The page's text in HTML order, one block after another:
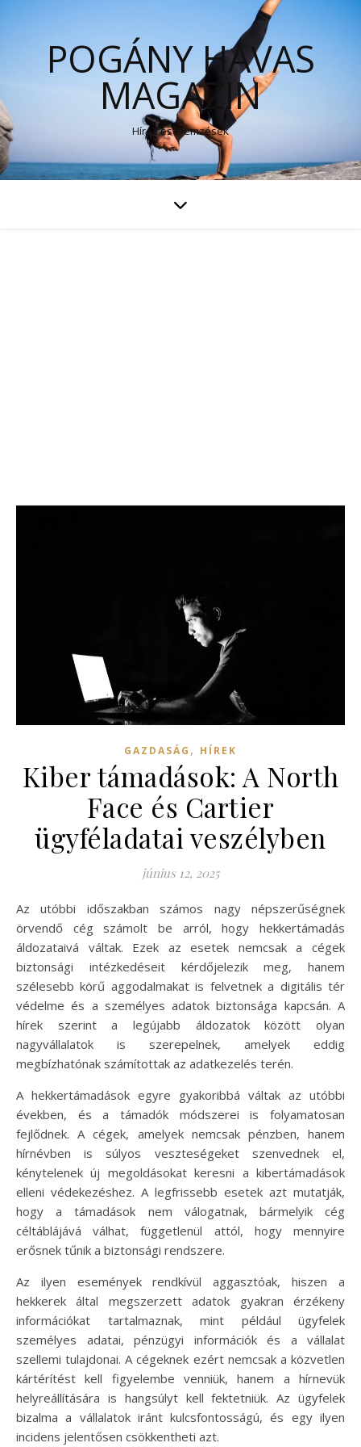
POGÁNY HAVAS
MAGAZIN
Hírek és elemzések
GAZDASÁG , HÍREK
Kiber támadások: A North
Face és Cartier
ügyféladatai veszélyben
június 12, 2025
Az utóbbi időszakban számos nagy népszerűségnek
örvendő cég számolt be arról, hogy hekkertámadás
áldozataivá váltak. Ezek az esetek nemcsak a cégek
biztonsági intézkedéseit kérdőjelezik meg, hanem
szélesebb körű aggodalmakat is felvetnek a digitális tér
védelme és a személyes adatok biztonsága kapcsán. A
hírek szerint a legújabb áldozatok között olyan
nagyvállalatok is szerepelnek, amelyek eddig
megbízhatónak számítottak az adatkezelés terén.
A hekkertámadások egyre gyakoribbá váltak az utóbbi
években, és a támadók módszerei is folyamatosan
fejlődnek. A cégek, amelyek nemcsak pénzben, hanem
hírnévben is súlyos veszteségeket szenvednek el,
kénytelenek új megoldásokat keresni a kibertámadások
elleni védekezéshez. A legfrissebb esetek azt mutatják,
hogy a támadások nem válogatnak, bármelyik cég
céltáblájává válhat, függetlenül attól, hogy mennyire
erősnek tűnik a biztonsági rendszere.
Az ilyen események rendkívül aggasztóak, hiszen a
hekkerek által megszerzett adatok gyakran érzékeny
információkat tartalmaznak, mint például ügyfelek
személyes adatai, pénzügyi információk és a vállalat
szellemi tulajdonai. A cégeknek ezért nemcsak a közvetlen
kártérítést kell figyelembe venniük, hanem a hírnevük
helyreállítására is hangsúlyt kell fektetniük. Az ügyfelek
bizalma a vállalatok iránt kulcsfontosságú, és egy ilyen
incidens jelentősen csökkentheti azt.